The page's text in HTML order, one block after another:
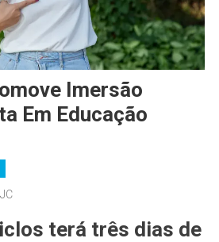
Imersão
Em Educação
terá três dias de